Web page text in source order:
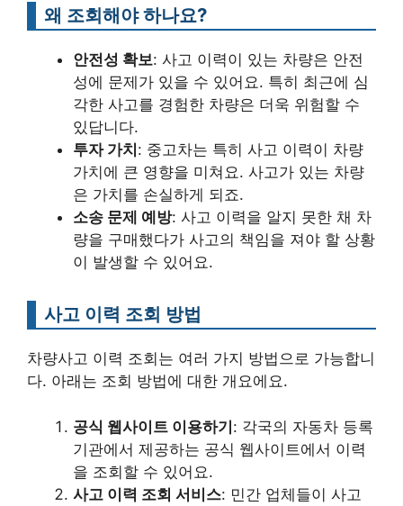
왜 조회해야 하나요?
안전성 확보: 사고 이력이 있는 차량은 안전
성에 문제가 있을 수 있어요. 특히 최근에 심
각한 사고를 경험한 차량은 더욱 위험할 수
있답니다.
투자 가치 : 중고차는 특히 사고 이력이 차량
가치에 큰 영향을 미쳐요. 사고가 있는 차량
은 가치를 손실하게 되죠.
소송 문제 예방: 사고 이력을 알지 못한 채 차
량을 구매했다가 사고의 책임을 져야 할 상황
이 발생할 수 있어요.
사고 이력 조회 방법
차량사고 이력 조회는 여러 가지 방법으로 가능합니
다. 아래는 조회 방법에 대한 개요에요.
공식 웹사이트 이용하기: 각국의 자동차 등록
기관에서 제공하는 공식 웹사이트에서 이력
을 조회할 수 있어요.
사고 이력 조회 서비스: 민간 업체들이 사고